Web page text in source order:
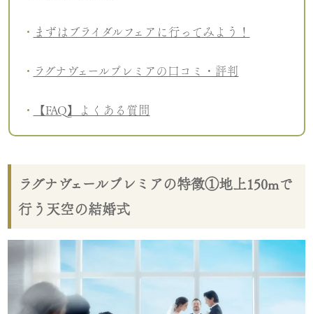
まずはブライダルフェアに行ってみよう！
ラグナヴェールプレミアの口コミ・評判
【FAQ】よくある質問
ラグナヴェールプレミアの特徴①地上150mで
行う天空の結婚式